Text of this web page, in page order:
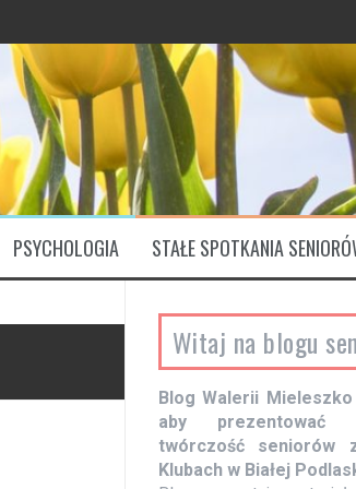
PSYCHOLOGIA STAŁE SPOTKANIA
Witaj na blogu
Blog Walerii
aby prezentować
twórczość seniorów
Klubach w Białej